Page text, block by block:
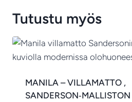
€594.00
Tutustu myös
MANILA – VILLAMATTO ,